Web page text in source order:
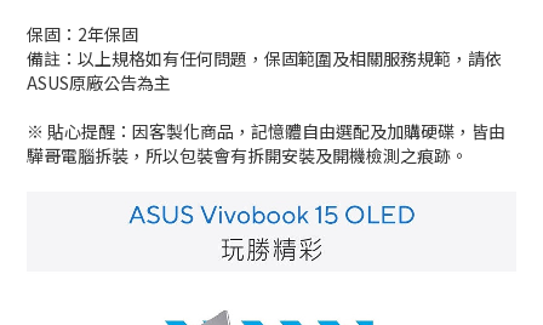
保固：2年保固
備註：以上規格如有任何問題，保固範圍及相關服務規範，請依
ASUS原廠公告為主
※ 貼心提醒：因客製化商品，記憶體自由選配及加購硬碟，皆由
驊哥電腦拆裝，所以包裝會有拆開安裝及開機檢測之痕跡。